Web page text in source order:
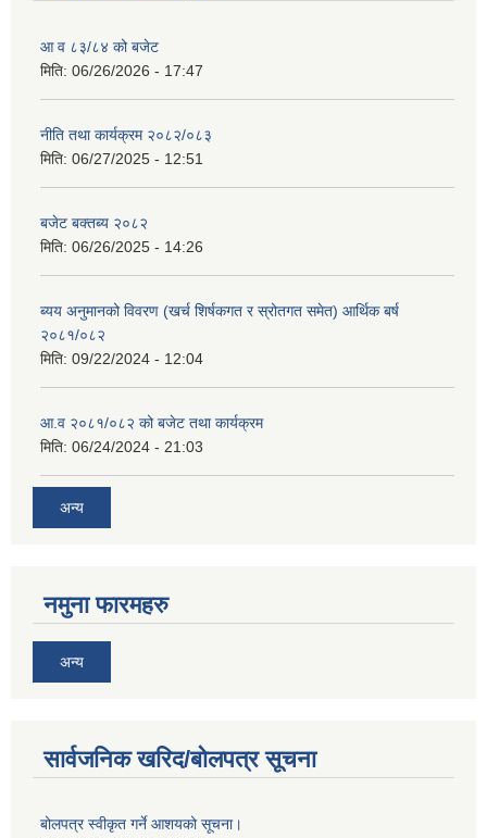
आ व ८३/८४ को बजेट
मिति: 06/26/2026 - 17:47
नीति तथा कार्यक्रम २०८२/०८३
मिति: 06/27/2025 - 12:51
बजेट बक्तब्य २०८२
मिति: 06/26/2025 - 14:26
ब्यय अनुमानको विवरण (खर्च शिर्षकगत र स्रोतगत समेत) आर्थिक बर्ष
२०८१/०८२
मिति: 09/22/2024 - 12:04
आ.व २०८१/०८२ को बजेट तथा कार्यक्रम
मिति: 06/24/2024 - 21:03
अन्य
नमुना फारमहरु
अन्य
सार्वजनिक खरिद/बोलपत्र सूचना
बोलपत्र स्वीकृत गर्ने आशयको सूचना।